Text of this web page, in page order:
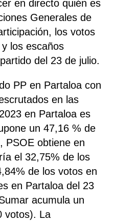
en directo quién es
Generales de
los votos
los escaños
del 23 de julio.
PP en Partaloa con
en las
en Partaloa es
un 47,16 % de
PSOE obtiene en
el 32,75% de los
de los votos en
en Partaloa del 23
acumula un
votos). La